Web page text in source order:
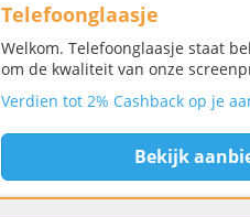
Telefoonglaasje
Welkom. Telefoonglaasje staat
om de kwaliteit van onze
Verdien tot 2% Cashback op je
Bekijk